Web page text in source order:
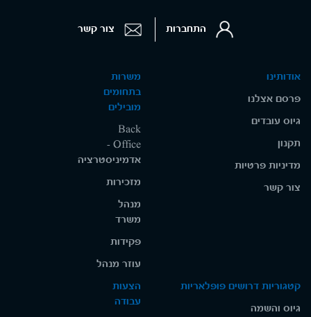
אודותינו
פרסם אצלנו
גיוס עובדים
תקנון
מדיניות פרטיות
צור קשר
משרות
בתחומים
מובילים
Back
Office -
אדמיניסטרציה
מזכירות
מנהל
משרד
פקידות
עוזר מנהל
קטגוריות דרושים פופלאריות
גיוס והשמה
הצעות
עבודה